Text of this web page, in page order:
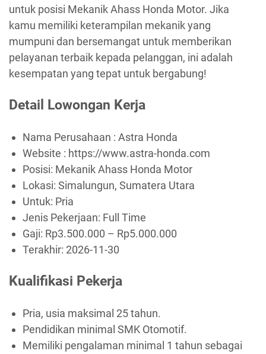
untuk posisi Mekanik Ahass Honda Motor. Jika
kamu memiliki keterampilan mekanik yang
mumpuni dan bersemangat untuk memberikan
pelayanan terbaik kepada pelanggan, ini adalah
kesempatan yang tepat untuk bergabung!
Detail Lowongan Kerja
Nama Perusahaan : Astra Honda
Website : https://www.astra-honda.com
Posisi: Mekanik Ahass Honda Motor
Lokasi: Simalungun, Sumatera Utara
Untuk: Pria
Jenis Pekerjaan: Full Time
Gaji: Rp3.500.000 – Rp5.000.000
Terakhir: 2026-11-30
Kualifikasi Pekerja
Pria, usia maksimal 25 tahun.
Pendidikan minimal SMK Otomotif.
Memiliki pengalaman minimal 1 tahun sebagai